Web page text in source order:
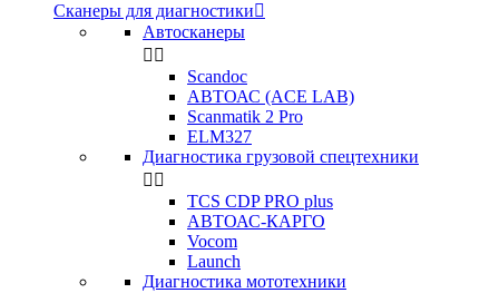
Сканеры для диагностики
Автосканеры
 
Scandoc
АВТОАС (ACE LAB)
Scanmatik 2 Pro
ELM327
Диагностика грузовой спецтехники
 
TCS CDP PRO plus
АВТОАС-КАРГО
Vocom
Launch
Диагностика мототехники